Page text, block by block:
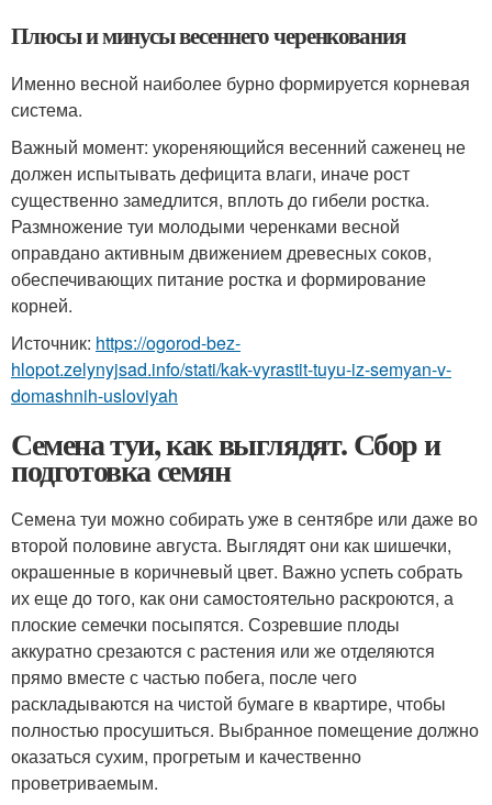
Плюсы и минусы весеннего черенкования
Именно весной наиболее бурно формируется корневая
система.
Важный момент: укореняющийся весенний саженец не
должен испытывать дефицита влаги, иначе рост
существенно замедлится, вплоть до гибели ростка.
Размножение туи молодыми черенками весной
оправдано активным движением древесных соков,
обеспечивающих питание ростка и формирование
корней.
Источник: https://ogorod-bez-
hlopot.zelynyjsad.info/stati/kak-vyrastit-tuyu-iz-semyan-v-
domashnih-usloviyah
Семена туи, как выглядят. Сбор и
подготовка семян
Семена туи можно собирать уже в сентябре или даже во
второй половине августа. Выглядят они как шишечки,
окрашенные в коричневый цвет. Важно успеть собрать
их еще до того, как они самостоятельно раскроются, а
плоские семечки посыпятся. Созревшие плоды
аккуратно срезаются с растения или же отделяются
прямо вместе с частью побега, после чего
раскладываются на чистой бумаге в квартире, чтобы
полностью просушиться. Выбранное помещение должно
оказаться сухим, прогретым и качественно
проветриваемым.